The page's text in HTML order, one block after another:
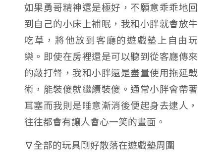
如果勇哥精神還是極好，不願意乖乖地回
到自己的小床上補眠，我和小胖就會放牛
吃草，將他放到客廳的遊戲墊上自由玩
樂。即使在房裡還是可以聽到從客廳傳來
的敲打聲，我和小胖還是盡量使用拖延戰
術，能裝傻就繼續裝傻。通常小胖會帶著
耳塞而我則是睡意漸消後便起身去逮人，
往往都會有讓人會心一笑的畫面。
∇全部的玩具剛好散落在遊戲墊周圍